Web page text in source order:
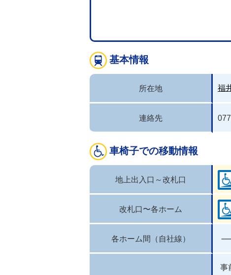
基本情報
所在地 福
連絡先
車椅子での移動情報
地上出入口～改札口
改札口〜各ホーム
各ホーム間（自社線）
事